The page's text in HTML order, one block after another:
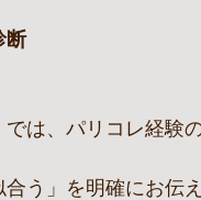
断
は、パリコレ経験
う」を明確にお伝え